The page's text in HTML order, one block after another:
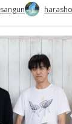
sangun harasho